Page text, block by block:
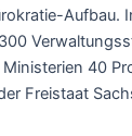
Aufbau.
40
Freistaat